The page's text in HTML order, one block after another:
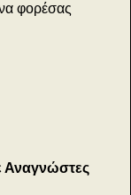
φορέσας
Αναγνώστες